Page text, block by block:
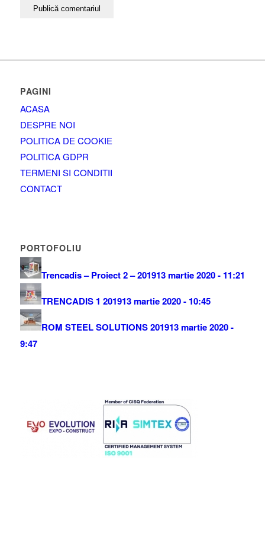
PAGINI
ACASA
DESPRE NOI
POLITICA DE COOKIE
POLITICA GDPR
TERMENI SI CONDITII
CONTACT
PORTOFOLIU
Trencadis – Proiect 2 – 201913 martie 2020 - 11:21
TRENCADIS 1 201913 martie 2020 - 10:45
ROM STEEL SOLUTIONS 201913 martie 2020 -
9:47